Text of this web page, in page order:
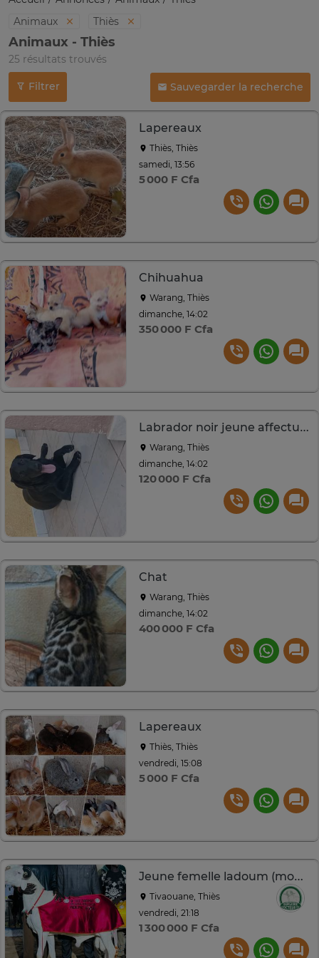
Animaux
Thiès
Animaux - Thiès
25 résultats trouvés
Filtrer Sauvegarder la recherche
Lapereaux
Thiès, Thiès
samedi, 13:56
5 000 F Cfa
Chihuahua
Warang, Thiès
dimanche, 14:02
350 000 F Cfa
Labrador noir jeune affectueux et joueur
Warang, Thiès
dimanche, 14:02
120 000 F Cfa
Chat
Warang, Thiès
dimanche, 14:02
400 000 F Cfa
Lapereaux
Thiès, Thiès
vendredi, 15:08
5 000 F Cfa
Jeune femelle ladoum (mouton-brebis)
Tivaouane, Thiès
vendredi, 21:18
1 300 000 F Cfa